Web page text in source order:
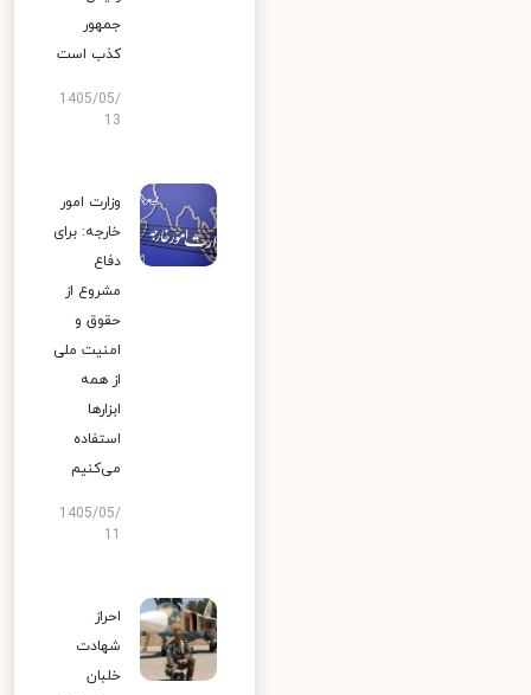
جمهور
کذب است
1405/05/
13
وزارت امور
خارجه: برای
دفاع
مشروع از
حقوق و
امنیت ملی
از همه
ابزارها
استفاده
می‌کنیم
1405/05/
احراز
شهادت
خلبان